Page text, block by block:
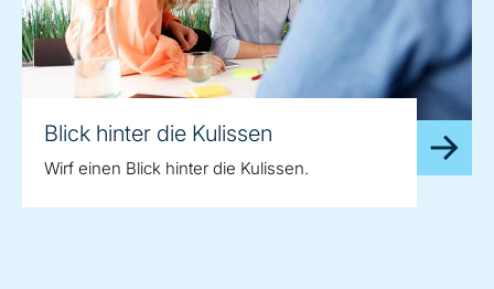
Blick hinter die Kulissen
Wirf einen Blick hinter die Kulissen.